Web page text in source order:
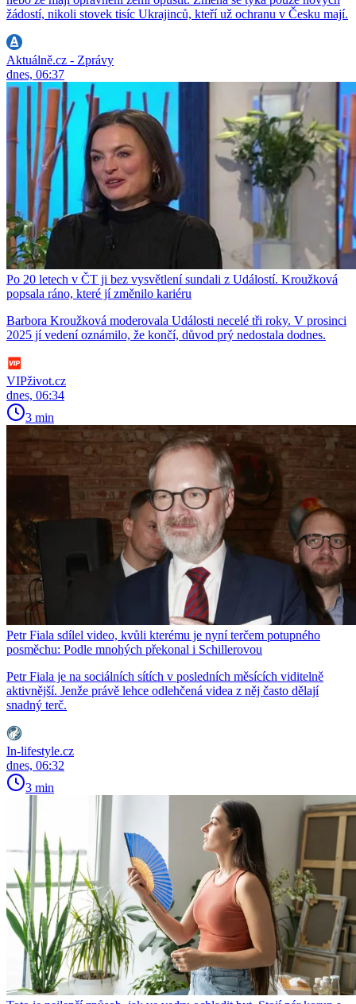
žádostí, nikoli stovek tisíc Ukrajinců, kteří už ochranu v Česku mají.
Aktuálně.cz - Zprávy
dnes, 06:37
Po 20 letech v ČT ji bez vysvětlení sundali z Událostí. Kroužková
popsala ráno, které jí změnilo kariéru
Barbora Kroužková moderovala Události necelé tři roky. V prosinci
2025 jí vedení oznámilo, že končí, důvod prý nedostala dodnes.
VIPživot.cz
dnes, 06:34
3 min
Petr Fiala sdílel video, kvůli kterému je nyní terčem potupného
posměchu: Podle mnohých překonal i Schillerovou
Petr Fiala je na sociálních sítích v posledních měsících viditelně
aktivnější. Jenže právě lehce odlehčená videa z něj často dělají
snadný terč.
In-lifestyle.cz
dnes, 06:32
3 min